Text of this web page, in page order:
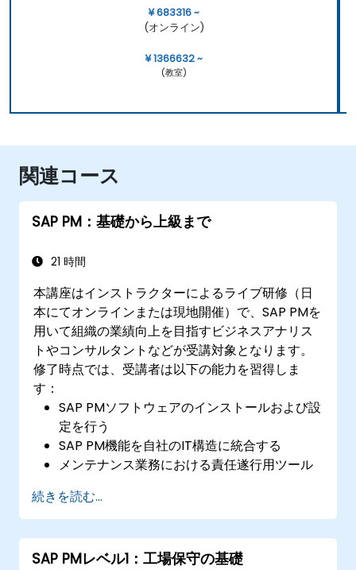
¥ 683316 ~
(オンライン)
¥ 1366632 ~
(教室)
関連コース
SAP PM：基礎から上級まで
21 時間
本講座はインストラクターによるライブ研修（日
本にてオンラインまたは現地開催）で、SAP PMを
用いて組織の業績向上を目指すビジネスアナリス
トやコンサルタントなどが受講対象となります。
修了時点では、受講者は以下の能力を習得しま
す：
SAP PMソフトウェアのインストールおよび設
定を行う
SAP PM機能を自社のIT構造に統合する
メンテナンス業務における責任遂行用ツール
顧客ニーズに対応するため、SAP PMのレポー
ト機能を利用する
SAP PM導入が工場運営や作業者の安全に与え
る重要性を理解する
続きを読む...
SAP PMレベル1：工場保守の基礎